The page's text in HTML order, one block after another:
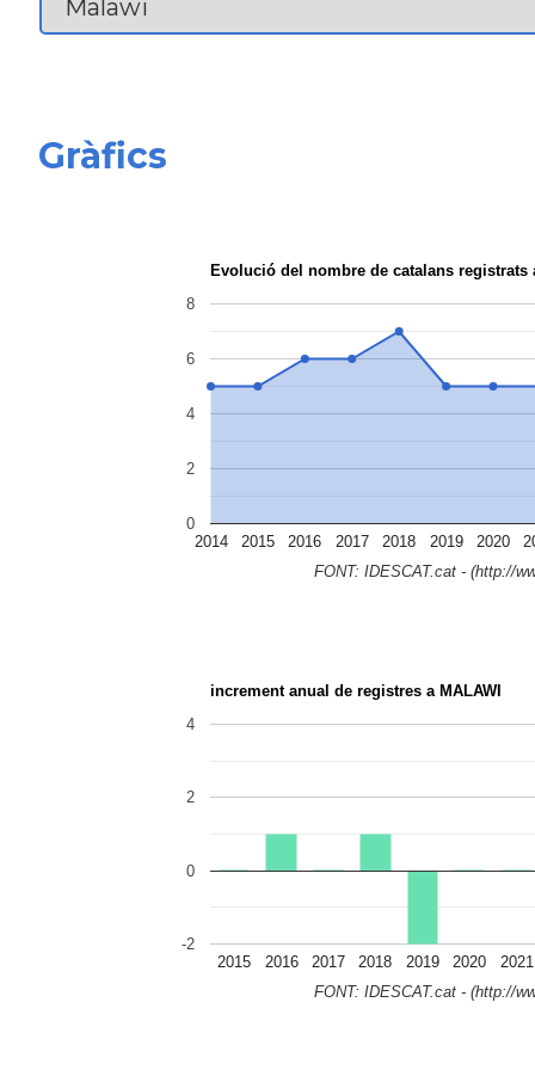
Gràfics
Evolució del nombre de catalans registrats
2014 2015 2016 2017 2018 2019 2020
0
2
4
6
8
FONT: IDESCAT.cat - (http://
increment anual de registres a MALAWI
2015 2016 2017 2018 2019 2020 2021
-2
0
2
4
FONT: IDESCAT.cat - (http://